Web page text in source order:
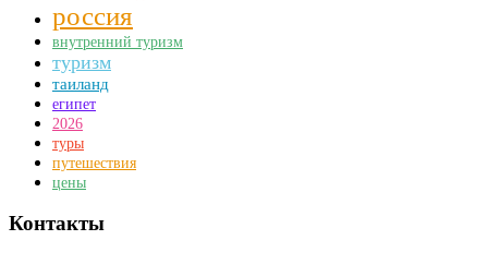
россия
внутренний туризм
туризм
таиланд
египет
2026
туры
путешествия
цены
Контакты